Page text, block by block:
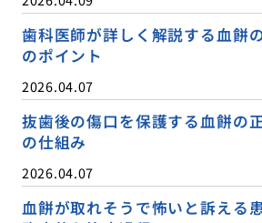
歯科医師が詳しく解説する血餅
のポイント
2026.04.07
抜歯後の傷口を保護する血餅の
の仕組み
2026.04.07
血餅が取れそうで怖いと訴える